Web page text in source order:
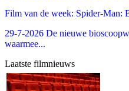
Film van de week: Spider-Man:
29-7-2026 De nieuwe
waarmee...
Laatste filmnieuws